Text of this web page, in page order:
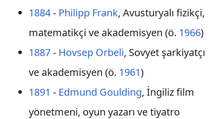
1884- Philipp Frank, Avusturyalı fizikçi,
matematikçi ve akademisyen (ö. 1966)
1887- Hovsep Orbeli, Sovyet şarkiyatçı
ve akademisyen (ö. 1961)
1891 - Edmund Goulding, İngiliz film
yönetmeni, oyun yazarı ve tiyatro